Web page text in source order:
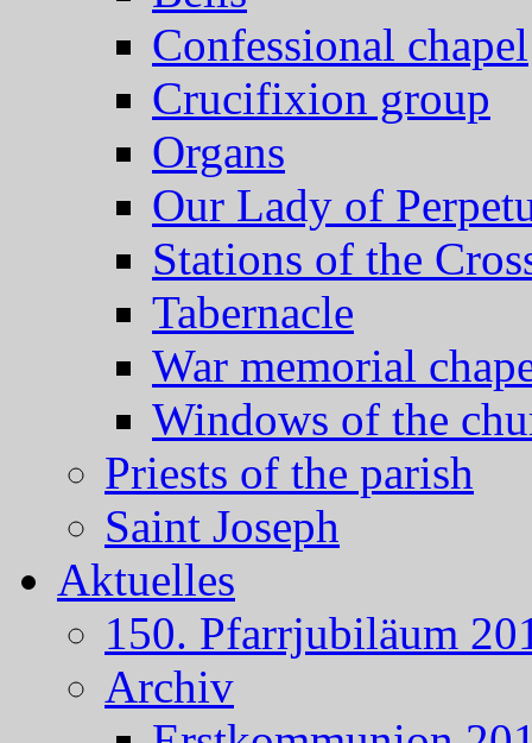
Confessional chapel
Crucifixion group
Organs
Our Lady of
Stations of the
Tabernacle
War memorial
Windows of the
Priests of the parish
Saint Joseph
Aktuelles
150. Pfarrjubiläum
Archiv